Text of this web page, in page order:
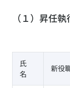
（１）昇任
氏
名
新役